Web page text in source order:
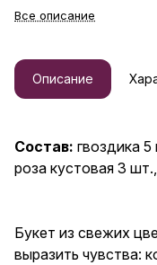
чувства: ко дню
Февраля, Дню матери,
учителя, Дню бабушки и
дедушки или просто в
Цветочный букет —
подарок бабушке, маме,
Все описание
Описание
Состав: гвоздика
роза кустовая 3
Букет из свежих
выразить чувства: